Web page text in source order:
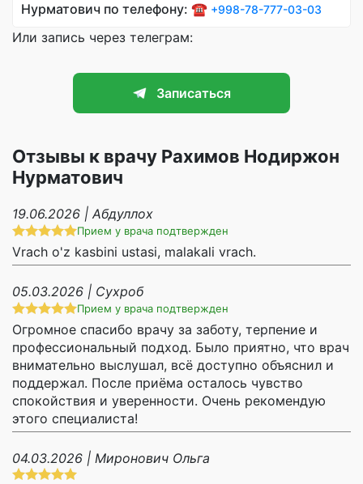
Нурматович по телефону: ☎️ +998-78-777-03-03
Или запись через телеграм:
Записаться
Отзывы к врачу Рахимов Нодиржон
Нурматович
19.06.2026 | Абдуллох
Прием у врача подтвержден
Vrach o'z kasbini ustasi, malakali vrach.
05.03.2026 | Сухроб
Прием у врача подтвержден
Огромное спасибо врачу за заботу, терпение и
профессиональный подход. Было приятно, что врач
внимательно выслушал, всё доступно объяснил и
поддержал. После приёма осталось чувство
спокойствия и уверенности. Очень рекомендую
этого специалиста!
04.03.2026 | Миронович Ольга